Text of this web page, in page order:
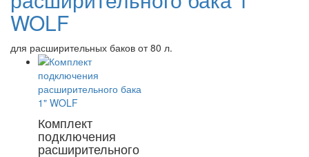
WOLF
для расширительных баков от 80 л.
Комплект
подключения
расширительного